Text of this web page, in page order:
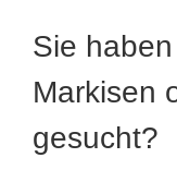
Sie
Markisen
gesucht?